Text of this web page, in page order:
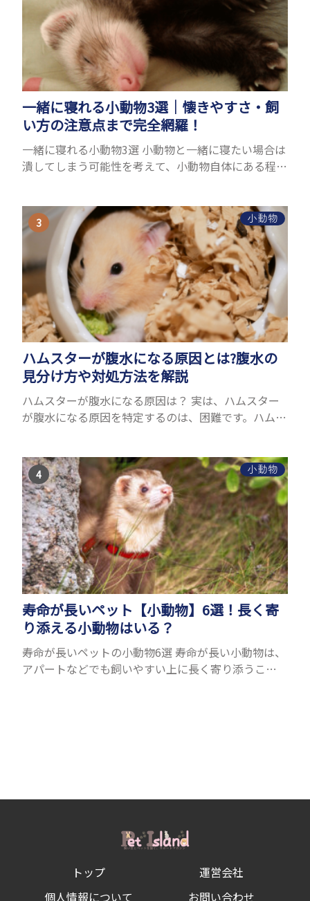
一緒に寝れる小動物3選｜懐きやすさ・飼
い方の注意点まで完全網羅！
一緒に寝れる小動物3選 小動物と一緒に寝たい場合は
潰してしまう可能性を考えて、小動物自体にある程度
が多い...
小動物
ハムスターが腹水になる原因とは?腹水の
見分け方や対処方法を解説
ハムスターが腹水になる原因は？ 実は、ハムスター
が腹水になる原因を特定するのは、困難です。ハムス
理由はさま...
小動物
寿命が長いペット【小動物】6選！長く寄
り添える小動物はいる？
寿命が長いペットの小動物6選 寿命が長い小動物は、
アパートなどでも飼いやすい上に長く寄り添うこと
トップ
運営会社
個人情報について
お問い合わせ